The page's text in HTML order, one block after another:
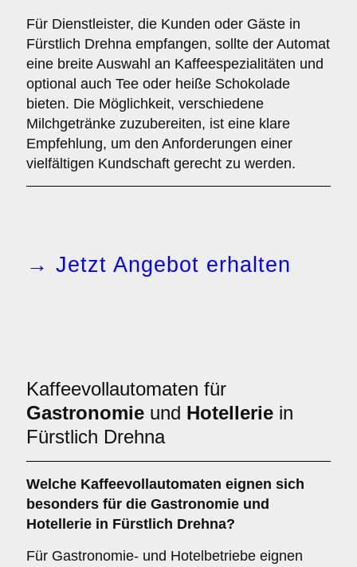
Für Dienstleister, die Kunden oder Gäste in
Fürstlich Drehna empfangen, sollte der Automat
eine breite Auswahl an Kaffeespezialitäten und
optional auch Tee oder heiße Schokolade
bieten. Die Möglichkeit, verschiedene
Milchgetränke zuzubereiten, ist eine klare
Empfehlung, um den Anforderungen einer
vielfältigen Kundschaft gerecht zu werden.
→ Jetzt Angebot erhalten
Kaffeevollautomaten für
Gastronomie und Hotellerie in
Fürstlich Drehna
Welche Kaffeevollautomaten eignen sich
besonders für die Gastronomie und
Hotellerie in Fürstlich Drehna?
Für Gastronomie- und Hotelbetriebe eignen